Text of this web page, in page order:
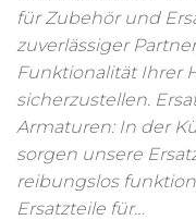
für Zubehör und
zuverlässiger
Funktionalität Ihrer
sicherzustellen.
Armaturen: In der
sorgen unsere
reibungslos
Ersatzteile für…